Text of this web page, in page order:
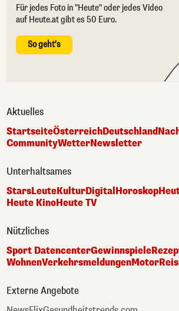
Für jedes Foto in "Heute" oder jedes Video
auf Heute.at gibt es 50 Euro.
So geht's
Aktuelles
StartseiteÖsterreichDeutschland
CommunityWetterNewsletter
Unterhaltsames
StarsLeuteKulturDigitalHoroskop
Heute KinoHeute TV
Nützliches
Sport DatencenterGewinnspiele
WohnenVerkehrsmeldungenMotor
Externe Angebote